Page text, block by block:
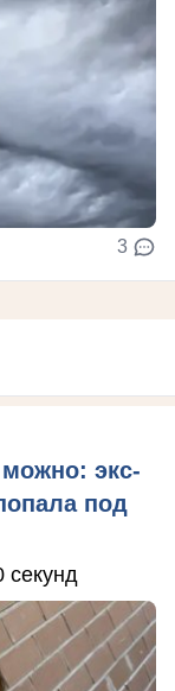
3
можно: экс-
под
секунд